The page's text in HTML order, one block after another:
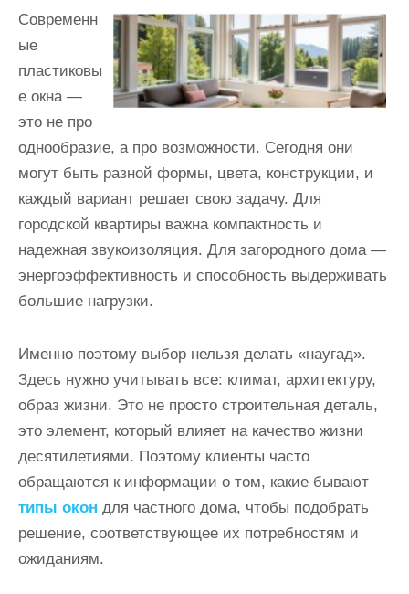
Современн
ые
пластиковы
е окна —
это не про
однообразие, а про возможности. Сегодня они
могут быть разной формы, цвета, конструкции, и
каждый вариант решает свою задачу. Для
городской квартиры важна компактность и
надежная звукоизоляция. Для загородного дома —
энергоэффективность и способность выдерживать
большие нагрузки.
Именно поэтому выбор нельзя делать «наугад».
Здесь нужно учитывать все: климат, архитектуру,
образ жизни. Это не просто строительная деталь,
это элемент, который влияет на качество жизни
десятилетиями. Поэтому клиенты часто
обращаются к информации о том, какие бывают
типы окон для частного дома, чтобы подобрать
решение, соответствующее их потребностям и
ожиданиям.